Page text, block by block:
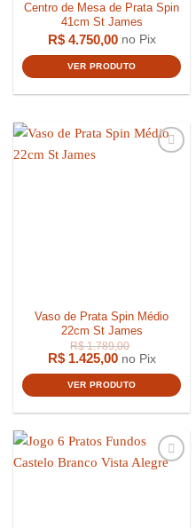
Centro de Mesa de Prata Spin
41cm St James
R$4.750,00 no Pix
VER PRODUTO
Vaso de Prata Spin Médio
22cm St James
R$1.425,00 no Pix
VER PRODUTO